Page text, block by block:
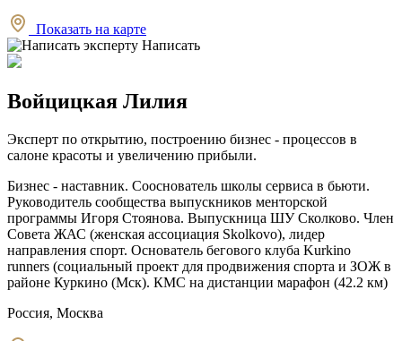
Показать на карте
Написать
Войцицкая Лилия
Эксперт по открытию, построению бизнес - процессов в
салоне красоты и увеличению прибыли.
Бизнес - наставник. Сооснователь школы сервиса в бьюти.
Руководитель сообщества выпускников менторской
программы Игоря Стоянова. Выпускница ШУ Сколково. Член
Совета ЖАС (женская ассоциация Skolkovo), лидер
направления спорт. Основатель бегового клуба Kurkino
runners (социальный проект для продвижения спорта и ЗОЖ в
районе Куркино (Мск). КМС на дистанции марафон (42.2 км)
Россия, Москва